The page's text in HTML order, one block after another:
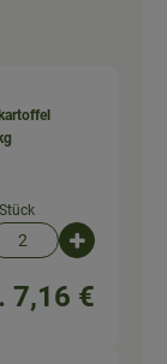
Stück
7,16 €